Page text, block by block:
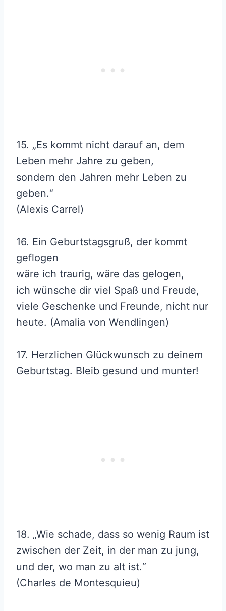
15. „Es kommt nicht darauf an, dem
Leben mehr Jahre zu geben,
sondern den Jahren mehr Leben zu
geben.“
(Alexis Carrel)
16. Ein Geburtstagsgruß, der kommt
geflogen
wäre ich traurig, wäre das gelogen,
ich wünsche dir viel Spaß und Freude,
viele Geschenke und Freunde, nicht nur
heute. (Amalia von Wendlingen)
17. Herzlichen Glückwunsch zu deinem
Geburtstag. Bleib gesund und munter!
18. „Wie schade, dass so wenig Raum ist
zwischen der Zeit, in der man zu jung,
und der, wo man zu alt ist.“
(Charles de Montesquieu)